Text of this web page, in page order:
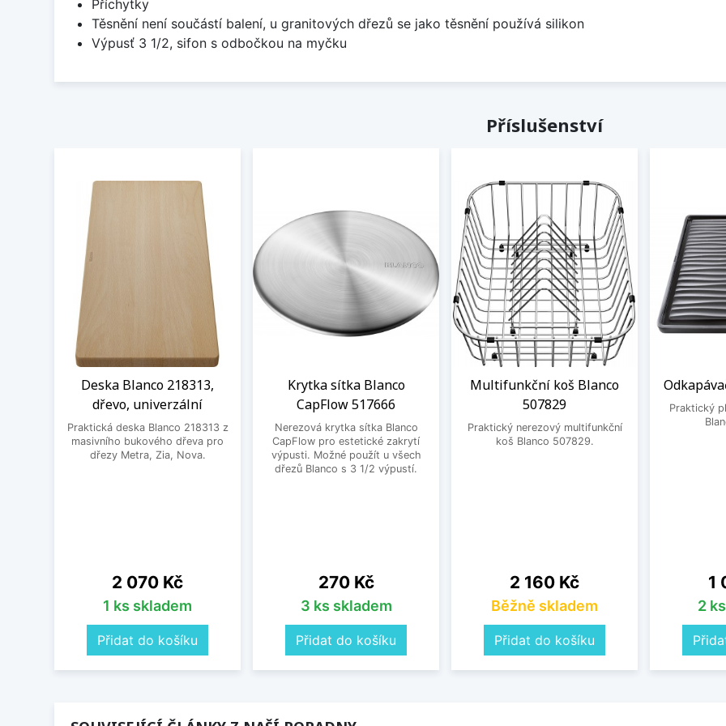
Příchytky
Těsnění není součástí balení, u granitových dřezů se jako těsnění používá silikon
Výpusť 3 1/2, sifon s odbočkou na myčku
Příslušenství
Deska Blanco 218313,
dřevo, univerzální
Praktická deska Blanco 218313 z
masivního bukového dřeva pro
dřezy Metra, Zia, Nova.
Cena
2 070 Kč
1 ks skladem
Přidat do košíku
Krytka sítka Blanco
CapFlow 517666
Nerezová krytka sítka Blanco
CapFlow pro estetické zakrytí
výpusti. Možné použít u všech
dřezů Blanco s 3 1/2 výpustí.
Cena
270 Kč
3 ks skladem
Přidat do košíku
Multifunkční koš Blanco
507829
Praktický nerezový multifunkční
koš Blanco 507829.
Cena
2 160 Kč
Běžně skladem
Přidat do košíku
Praktický
1
2